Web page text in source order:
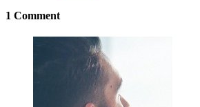
1 Comment